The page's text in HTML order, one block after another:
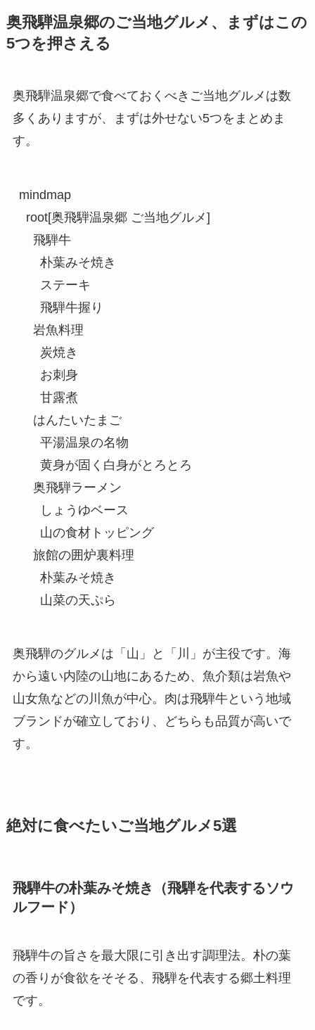
奥飛騨温泉郷のご当地グルメ、まずはこの
5つを押さえる
奥飛騨温泉郷で食べておくべきご当地グルメは数
多くありますが、まずは外せない5つをまとめま
す。
mindmap
  root[奥飛騨温泉郷 ご当地グルメ]
    飛騨牛
      朴葉みそ焼き
      ステーキ
      飛騨牛握り
    岩魚料理
      炭焼き
      お刺身
      甘露煮
    はんたいたまご
      平湯温泉の名物
      黄身が固く白身がとろとろ
    奥飛騨ラーメン
      しょうゆベース
      山の食材トッピング
    旅館の囲炉裏料理
      朴葉みそ焼き
奥飛騨のグルメは「山」と「川」が主役です。海
から遠い内陸の山地にあるため、魚介類は岩魚や
山女魚などの川魚が中心。肉は飛騨牛という地域
ブランドが確立しており、どちらも品質が高いで
す。
絶対に食べたいご当地グルメ5選
飛騨牛の朴葉みそ焼き（飛騨を代表するソウ
ルフード）
飛騨牛の旨さを最大限に引き出す調理法。朴の葉
の香りが食欲をそそる、飛騨を代表する郷土料理
です。